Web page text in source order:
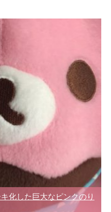
化した巨大なピンクのり